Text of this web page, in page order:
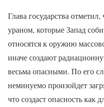
Глава государства
ураном, которые Запад
относятся к оружию
иначе создают
весьма опасными. По его
неминуемо произойдет
что создаст опасность как